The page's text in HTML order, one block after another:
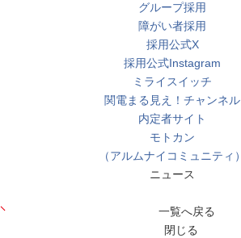
グループ採用
障がい者採用
採用公式X
採用公式Instagram
ミライスイッチ
関電まる見え！チャンネル
内定者サイト
モトカン
（アルムナイコミュニティ）
ニュース
一覧へ戻る
閉じる